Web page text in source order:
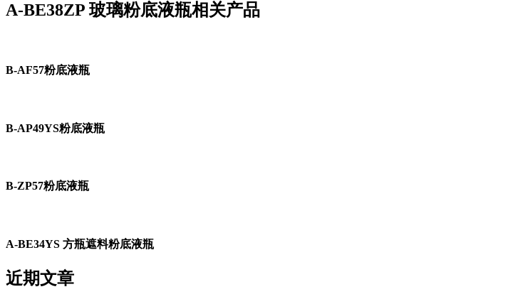
A-BE38ZP 玻璃粉底液瓶相关产品
B-AF57粉底液瓶
B-AP49YS粉底液瓶
B-ZP57粉底液瓶
A-BE34YS 方瓶遮料粉底液瓶
近期文章